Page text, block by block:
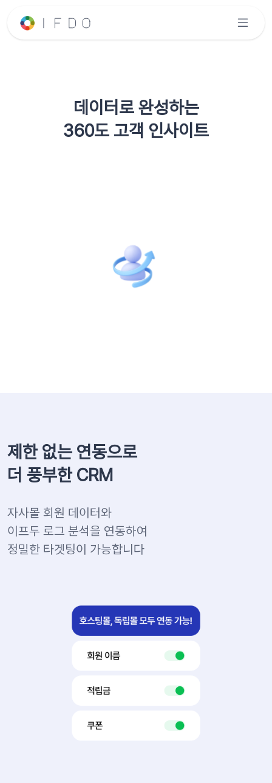
데이터로 완성하는
360도 고객 인사이트
제한 없는 연동으로
더 풍부한 CRM
자사몰 회원 데이터와
이프두 로그 분석을 연동하여
정밀한 타겟팅이 가능합니다